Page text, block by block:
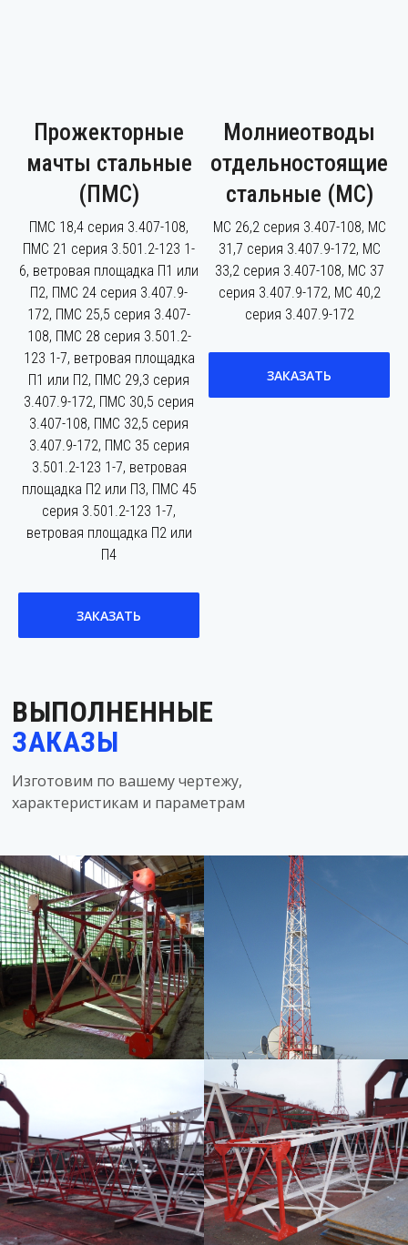
Прожекторные
мачты стальные
(ПМС)
ПМС 18,4 серия 3.407-108,
ПМС 21 серия 3.501.2-123 1-
6, ветровая площадка П1 или
П2, ПМС 24 серия 3.407.9-
172, ПМС 25,5 серия 3.407-
108, ПМС 28 серия 3.501.2-
123 1-7, ветровая площадка
П1 или П2, ПМС 29,3 серия
3.407.9-172, ПМС 30,5 серия
3.407-108, ПМС 32,5 серия
3.407.9-172, ПМС 35 серия
3.501.2-123 1-7, ветровая
площадка П2 или П3, ПМС 45
серия 3.501.2-123 1-7,
ветровая площадка П2 или
П4
ЗАКАЗАТЬ
Молниеотводы
отдельностоящие
стальные (МС)
МС 26,2 серия 3.407-108, МС
31,7 серия 3.407.9-172, МС
33,2 серия 3.407-108, МС 37
серия 3.407.9-172, МС 40,2
серия 3.407.9-172
ЗАКАЗАТЬ
ВЫПОЛНЕННЫЕ
ЗАКАЗЫ
Изготовим по вашему чертежу,
характеристикам и параметрам